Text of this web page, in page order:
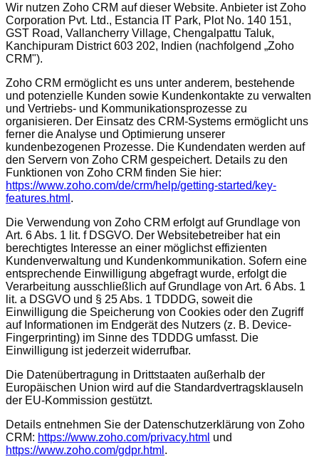
Wir nutzen Zoho CRM auf dieser Website. Anbieter ist Zoho
Corporation Pvt. Ltd., Estancia IT Park, Plot No. 140 151,
GST Road, Vallancherry Village, Chengalpattu Taluk,
Kanchipuram District 603 202, Indien (nachfolgend „Zoho
CRM").
Zoho CRM ermöglicht es uns unter anderem, bestehende
und potenzielle Kunden sowie Kundenkontakte zu verwalten
und Vertriebs- und Kommunikationsprozesse zu
organisieren. Der Einsatz des CRM-Systems ermöglicht uns
ferner die Analyse und Optimierung unserer
kundenbezogenen Prozesse. Die Kundendaten werden auf
den Servern von Zoho CRM gespeichert. Details zu den
Funktionen von Zoho CRM finden Sie hier:
https://www.zoho.com/de/crm/help/getting-started/key-
features.html .
Die Verwendung von Zoho CRM erfolgt auf Grundlage von
Art. 6 Abs. 1 lit. f DSGVO. Der Websitebetreiber hat ein
berechtigtes Interesse an einer möglichst effizienten
Kundenverwaltung und Kundenkommunikation. Sofern eine
entsprechende Einwilligung abgefragt wurde, erfolgt die
Verarbeitung ausschließlich auf Grundlage von Art. 6 Abs. 1
lit. a DSGVO und § 25 Abs. 1 TDDDG, soweit die
Einwilligung die Speicherung von Cookies oder den Zugriff
auf Informationen im Endgerät des Nutzers (z. B. Device-
Fingerprinting) im Sinne des TDDDG umfasst. Die
Einwilligung ist jederzeit widerrufbar.
Die Datenübertragung in Drittstaaten außerhalb der
Europäischen Union wird auf die Standardvertragsklauseln
der EU-Kommission gestützt.
Details entnehmen Sie der Datenschutzerklärung von Zoho
CRM: https://www.zoho.com/privacy.html und
https://www.zoho.com/gdpr.html .